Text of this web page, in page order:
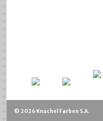
© 2026 Knuchel Farben S.A.